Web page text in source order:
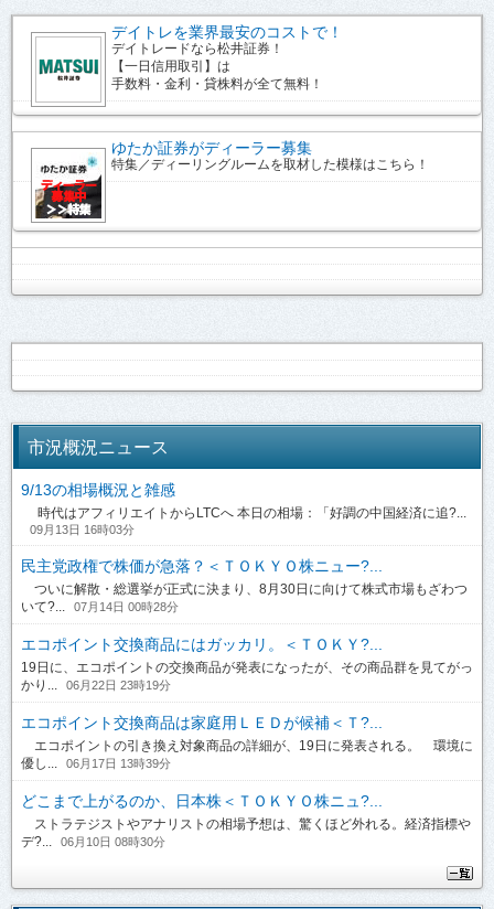
デイトレを業界最安のコストで！
デイトレードなら松井証券！
【一日信用取引】は
手数料・金利・貸株料が全て無料！
ゆたか証券がディーラー募集
特集／ディーリングルームを取材した模様はこちら！
市況概況ニュース
9/13の相場概況と雑感
時代はアフィリエイトからLTCへ 本日の相場：「好調の中国経済に追?...
09月13日 16時03分
民主党政権で株価が急落？＜ＴＯＫＹＯ株ニュー?...
ついに解散・総選挙が正式に決まり、8月30日に向けて株式市場もざわつ
いて?...
07月14日 00時28分
エコポイント交換商品にはガッカリ。＜ＴＯＫＹ?...
19日に、エコポイントの交換商品が発表になったが、その商品群を見てがっ
かり...
06月22日 23時19分
エコポイント交換商品は家庭用ＬＥＤが候補＜Ｔ?...
エコポイントの引き換え対象商品の詳細が、19日に発表される。 環境に
優し...
06月17日 13時39分
どこまで上がるのか、日本株＜ＴＯＫＹＯ株ニュ?...
ストラテジストやアナリストの相場予想は、驚くほど外れる。経済指標や
デ?...
06月10日 08時30分